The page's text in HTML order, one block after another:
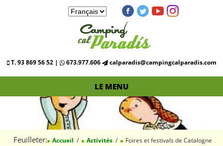
T. 93 869 56 52 | 673.977.606 calparadis@campingcalparadis.com
LE MENU
Feuilleter: Accueil Activités Foires et festivals de Catalogne